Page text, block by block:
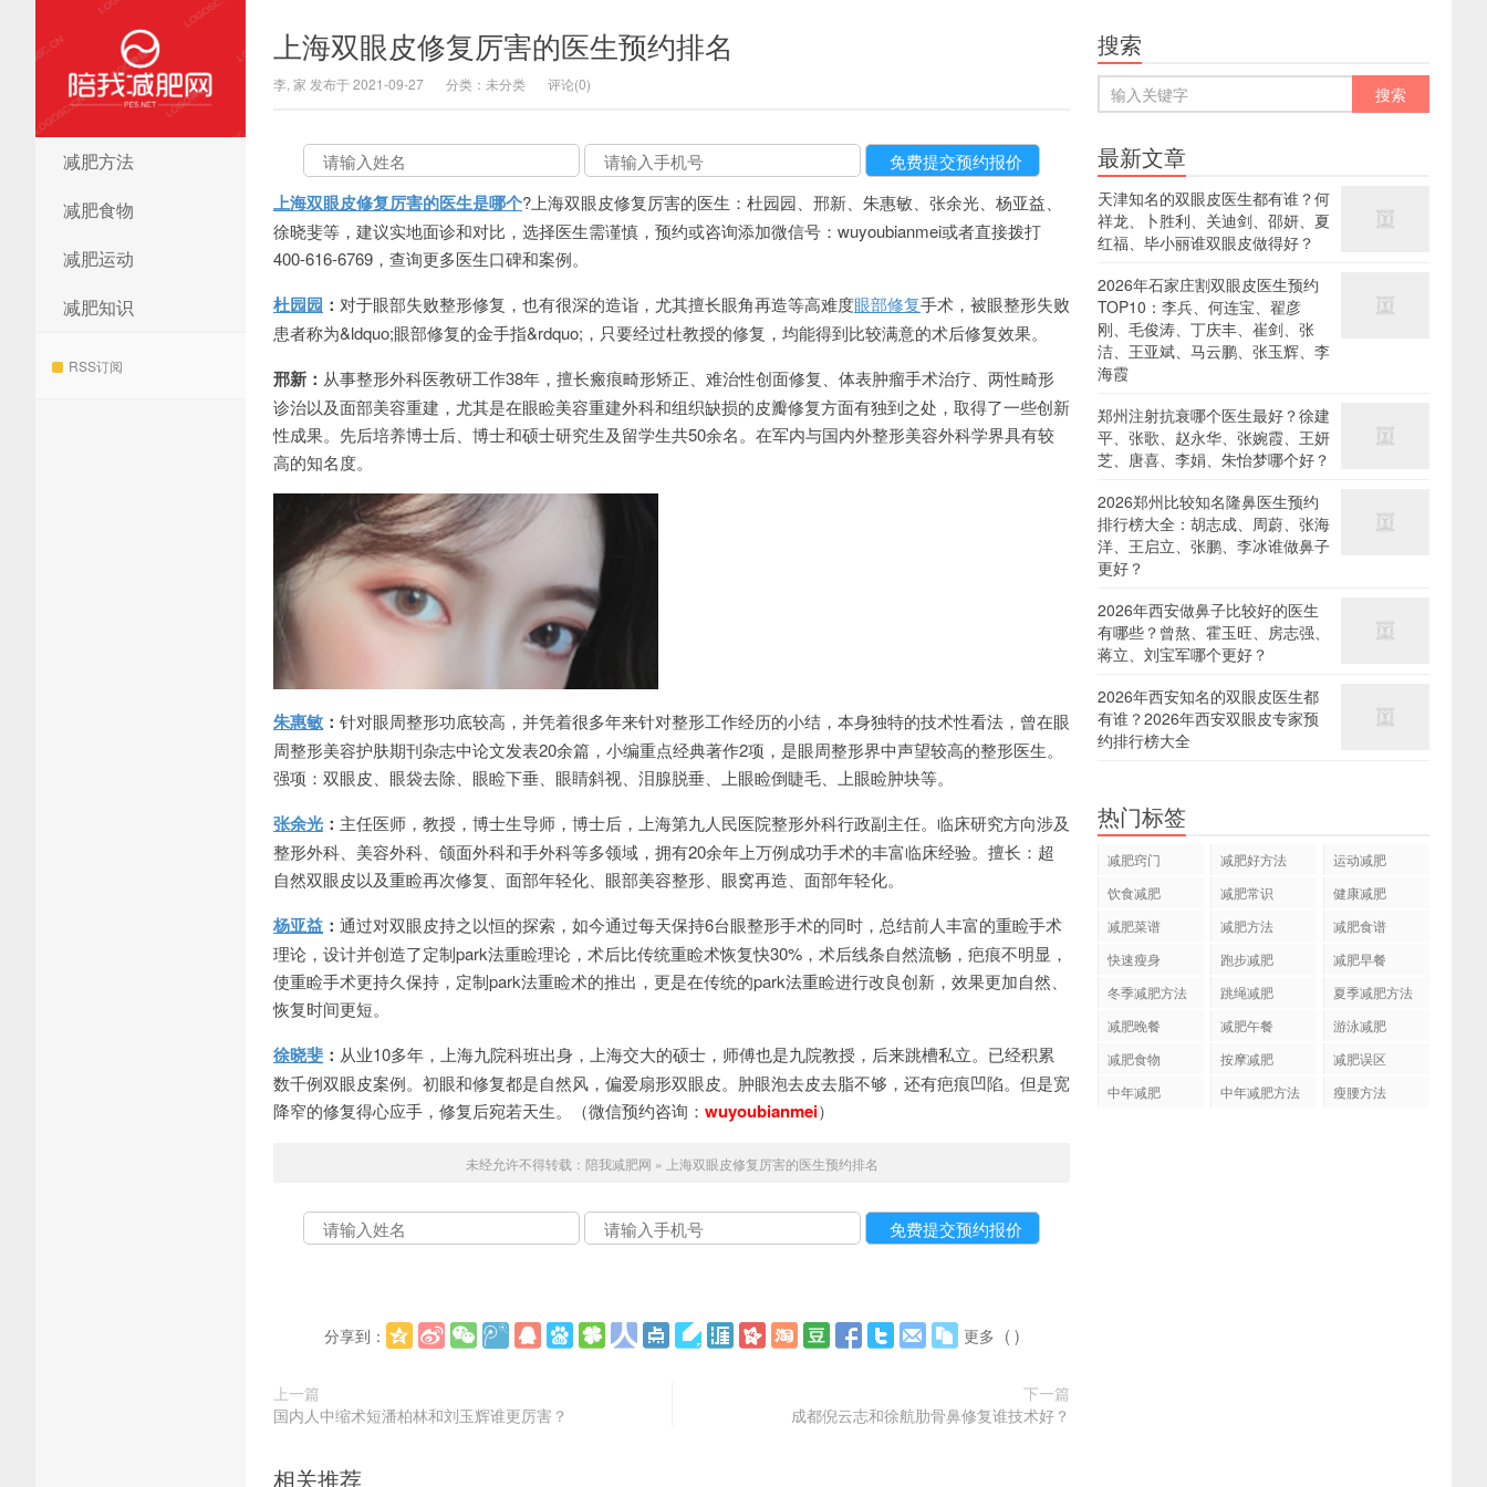
陪我减肥网
减肥方法
减肥食物
减肥运动
减肥知识
RSS订阅
上海双眼皮修复厉害的医生预约排名
李, 家 发布于 2021-09-27 分类：未分类 评论(0)
上海双眼皮修复厉害的医生是哪个?上海双眼皮修复厉害的医生：杜园园、邢新、朱惠敏、张余光、杨亚益、
徐晓斐等，建议实地面诊和对比，选择医生需谨慎，预约或咨询添加微信号：wuyoubianmei或者直接拨打
400-616-6769，查询更多医生口碑和案例。
杜园园 ： 对于眼部失败整形修复，也有很深的造诣，尤其擅长眼角再造等高难度眼部修复手术，被眼整形失败
患者称为&ldquo;眼部修复的金手指&rdquo;，只要经过杜教授的修复，均能得到比较满意的术后修复效果。
邢新： 从事整形外科医教研工作38年，擅长瘢痕畸形矫正、难治性创面修复、体表肿瘤手术治疗、两性畸形
诊治以及面部美容重建，尤其是在眼睑美容重建外科和组织缺损的皮瓣修复方面有独到之处，取得了一些创新
性成果。先后培养博士后、博士和硕士研究生及留学生共50余名。在军内与国内外整形美容外科学界具有较
高的知名度。
朱惠敏 ： 针对眼周整形功底较高，并凭着很多年来针对整形工作经历的小结，本身独特的技术性看法，曾在眼
周整形美容护肤期刊杂志中论文发表20余篇，小编重点经典著作2项，是眼周整形界中声望较高的整形医生。
强项：双眼皮、眼袋去除、眼睑下垂、眼睛斜视、泪腺脱垂、上眼睑倒睫毛、上眼睑肿块等。
张余光 ： 主任医师，教授，博士生导师，博士后，上海第九人民医院整形外科行政副主任。临床研究方向涉及
整形外科、美容外科、颌面外科和手外科等多领域，拥有20余年上万例成功手术的丰富临床经验。擅长：超
自然双眼皮以及重睑再次修复、面部年轻化、眼部美容整形、眼窝再造、面部年轻化。
杨亚益 ： 通过对双眼皮持之以恒的探索，如今通过每天保持6台眼整形手术的同时，总结前人丰富的重睑手术
理论，设计并创造了定制park法重睑理论，术后比传统重睑术恢复快30%，术后线条自然流畅，疤痕不明显，
使重睑手术更持久保持，定制park法重睑术的推出，更是在传统的park法重睑进行改良创新，效果更加自然、
恢复时间更短。
徐晓斐 ： 从业10多年，上海九院科班出身，上海交大的硕士，师傅也是九院教授，后来跳槽私立。已经积累
数千例双眼皮案例。初眼和修复都是自然风，偏爱扇形双眼皮。️肿眼泡去皮去脂不够，还有疤痕凹陷。但是宽
降窄的修复得心应手，修复后宛若天生。（微信预约咨询： wuyoubianmei）
未经允许不得转载： 陪我减肥网 » 上海双眼皮修复厉害的医生预约排名
分享到： 更多 ( )
上一篇
国内人中缩术短潘柏林和刘玉辉谁更厉害？
下一篇
成都倪云志和徐航肋骨鼻修复谁技术好？
相关推荐
搜索
最新文章
天津知名的双眼皮医生都有谁？何
祥龙、卜胜利、关迪剑、邵妍、夏
红福、毕小丽谁双眼皮做得好？
2026年石家庄割双眼皮医生预约
TOP10：李兵、何连宝、翟彦
刚、毛俊涛、丁庆丰、崔剑、张
洁、王亚斌、马云鹏、张玉辉、李
海霞
郑州注射抗衰哪个医生最好？徐建
平、张歌、赵永华、张婉霞、王妍
芝、唐喜、李娟、朱怡梦哪个好？
2026郑州比较知名隆鼻医生预约
排行榜大全：胡志成、周蔚、张海
洋、王启立、张鹏、李冰谁做鼻子
更好？
2026年西安做鼻子比较好的医生
有哪些？曾熬、霍玉旺、房志强、
蒋立、刘宝军哪个更好？
2026年西安知名的双眼皮医生都
有谁？2026年西安双眼皮专家预
约排行榜大全
热门标签
减肥窍门 减肥好方法
运动减肥
饮食减肥
减肥常识
健康减肥
减肥菜谱
减肥方法
减肥食谱
快速瘦身
跑步减肥
减肥早餐
冬季减肥方法
跳绳减肥
夏季减肥方法
减肥晚餐
减肥午餐
游泳减肥
减肥食物
按摩减肥
减肥误区
中年减肥
中年减肥方法 瘦腰方法